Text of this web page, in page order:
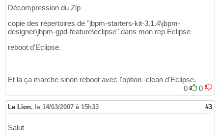
Décompression du Zip
copie des répertoires de "jbpm-starters-kit-3.1.4\jbpm-
designer\jbpm-gpd-feature\eclipse" dans mon rep Eclipse
reboot d'Eclipse.
Et la ça marche sinon reboot avec l'option -clean d'Eclipse.
0
0
Le Lion, le 14/03/2007 à 15h33 #3
Salut